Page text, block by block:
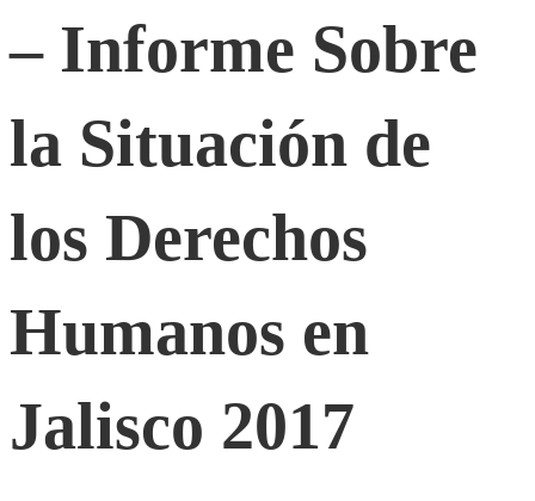
Informe
Sobre
la
Situación
– Informe Sobre
la Situación de
los Derechos
Humanos en
Jalisco 2017